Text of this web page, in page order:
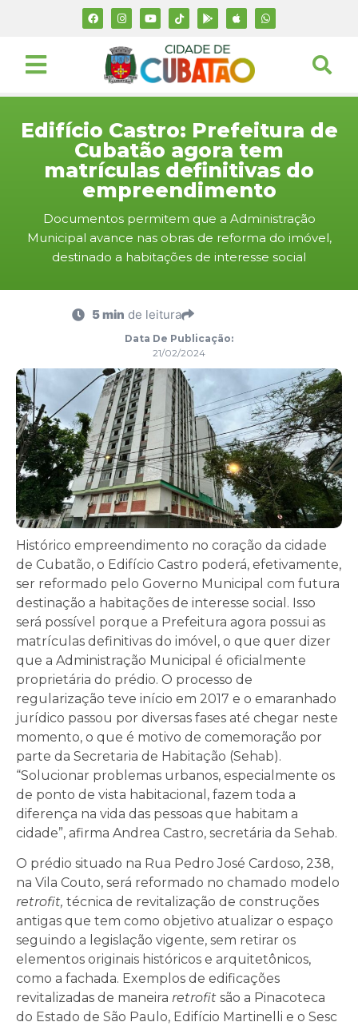
Edifício Castro: Prefeitura de
Cubatão agora tem
matrículas definitivas do
empreendimento
Documentos permitem que a Administração
Municipal avance nas obras de reforma do imóvel,
destinado a habitações de interesse social
5 min de leitura
Data De Publicação:
21/02/2024
Histórico empreendimento no coração da cidade
de Cubatão, o Edifício Castro poderá, efetivamente,
ser reformado pelo Governo Municipal com futura
destinação a habitações de interesse social. Isso
será possível porque a Prefeitura agora possui as
matrículas definitivas do imóvel, o que quer dizer
que a Administração Municipal é oficialmente
proprietária do prédio. O processo de
regularização teve início em 2017 e o emaranhado
jurídico passou por diversas fases até chegar neste
momento, o que é motivo de comemoração por
parte da Secretaria de Habitação (Sehab).
“Solucionar problemas urbanos, especialmente os
de ponto de vista habitacional, fazem toda a
diferença na vida das pessoas que habitam a
cidade”, afirma Andrea Castro, secretária da Sehab.
O prédio situado na Rua Pedro José Cardoso, 238,
na Vila Couto, será reformado no chamado modelo
retrofit, técnica de revitalização de construções
antigas que tem como objetivo atualizar o espaço
seguindo a legislação vigente, sem retirar os
elementos originais históricos e arquitetônicos,
como a fachada. Exemplos de edificações
revitalizadas de maneira retrofit são a Pinacoteca
do Estado de São Paulo, Edifício Martinelli e o Sesc